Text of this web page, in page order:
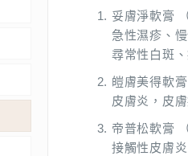
妥膚淨軟膏
急性濕疹、
尋常性白斑
皚膚美得軟
皮膚炎，皮膚
帝普松軟膏
接觸性皮膚